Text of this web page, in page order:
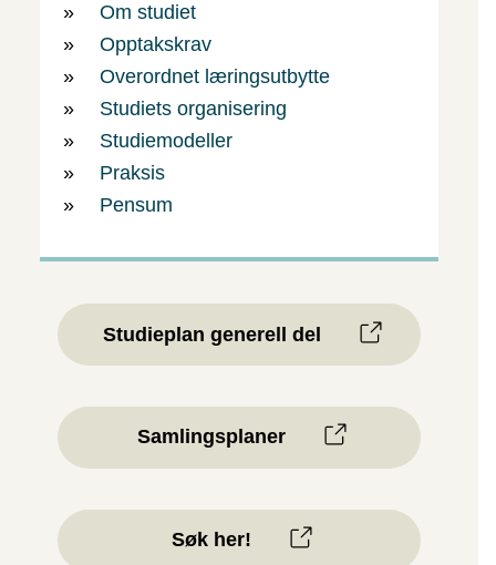
Om studiet
Opptakskrav
Overordnet læringsutbytte
Studiets organisering
Studiemodeller
Praksis
Pensum
Studieplan generell del
Samlingsplaner
Søk her!